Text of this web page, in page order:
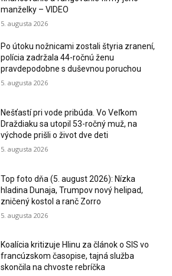
manželky – VIDEO
5. augusta 2026
Po útoku nožnicami zostali štyria zranení,
polícia zadržala 44-ročnú ženu
pravdepodobne s duševnou poruchou
5. augusta 2026
Nešťastí pri vode pribúda. Vo Veľkom
Draždiaku sa utopil 53-ročný muž, na
východe prišli o život dve deti
5. augusta 2026
Top foto dňa (5. august 2026): Nízka
hladina Dunaja, Trumpov nový helipad,
zničený kostol a ranč Zorro
5. augusta 2026
Koalícia kritizuje Hlinu za článok o SIS vo
francúzskom časopise, tajná služba
skončila na chvoste rebríčka